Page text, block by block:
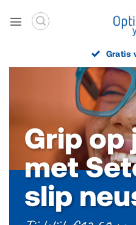
naar
Grip op
met
slip